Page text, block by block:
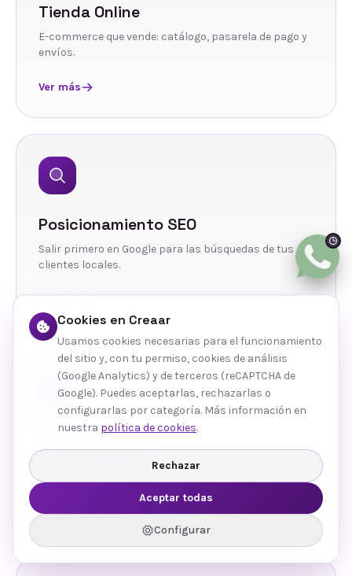
Tienda Online
E-commerce que vende: catálogo, pasarela de pago y
envíos.
Ver más
Posicionamiento SEO
Salir primero en Google para las búsquedas de tus
clientes locales.
Ver más
Gestión de Redes
Contenido y community management que conecta
con tu público.
Ver más
Cookies en Creaar
Usamos cookies necesarias para el funcionamiento
del sitio y, con tu permiso, cookies de análisis
(Google Analytics) y de terceros (reCAPTCHA de
Google). Puedes aceptarlas, rechazarlas o
configurarlas por categoría. Más información en
nuestra política de cookies.
Rechazar
Aceptar todas
Configurar